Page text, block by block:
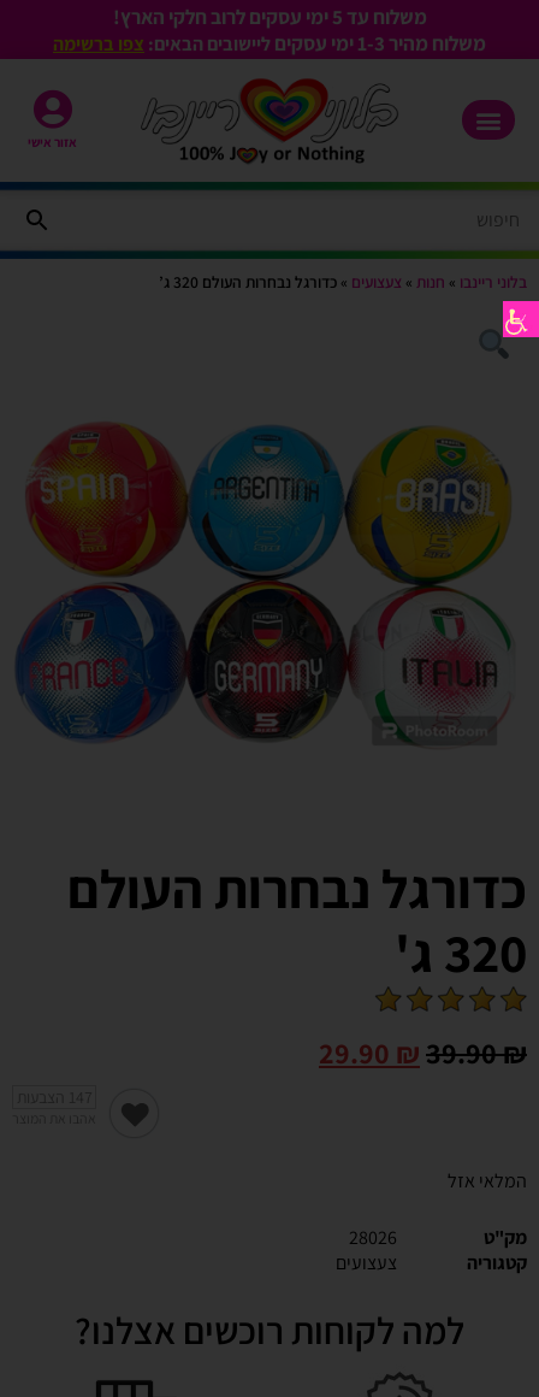
משלוח עד 5 ימי עסקים לרוב חלקי הארץ!
משלוח מהיר 1-3
ימי עסקים ליישובים הבאים: צפו ברשימה
אזור אישי
בלוני ריינבו » חנות » צעצועים » כדורגל נבחרות העולם 320 ג’
כדורגל נבחרות העולם
320 ג'
39.90₪
29.90 ₪
המלאי אזל
מק"ט
28026
קטגוריה
צעצועים
למה לקוחות רוכשים אצלנו?